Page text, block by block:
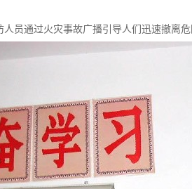
员通过火灾事故广播引导人们迅速撤离